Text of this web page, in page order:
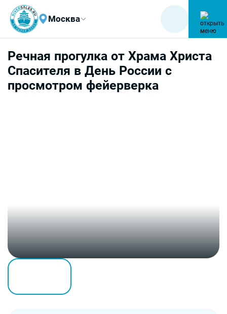
Москва
Речная прогулка от Храма Христа
Спасителя в День России с
просмотром фейерверка